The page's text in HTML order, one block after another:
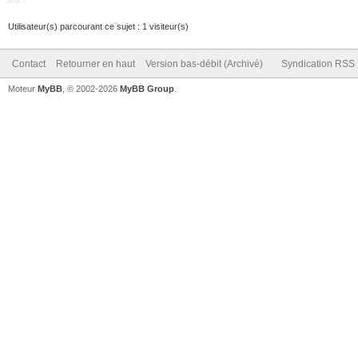
Utilisateur(s) parcourant ce sujet : 1 visiteur(s)
Contact Retourner en haut Version bas-débit (Archivé) Syndication RSS
Moteur MyBB , © 2002-2026 MyBB Group